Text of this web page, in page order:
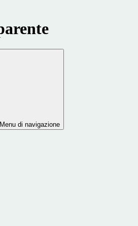
Menu di navigazione